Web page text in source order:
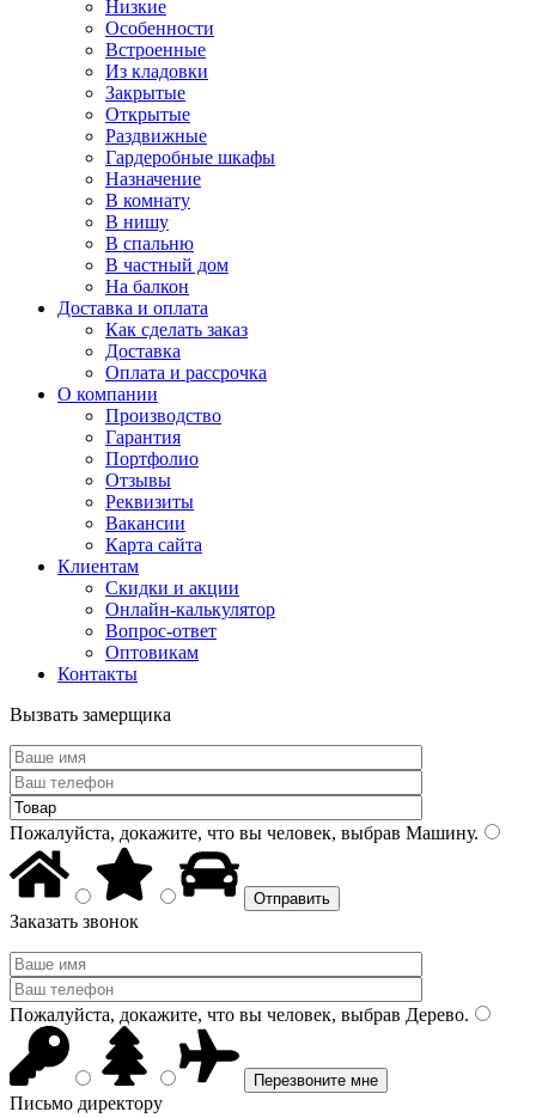
Низкие
Особенности
Встроенные
Из кладовки
Закрытые
Открытые
Раздвижные
Гардеробные шкафы
Назначение
В комнату
В нишу
В спальню
В частный дом
На балкон
Доставка и оплата
Как сделать заказ
Доставка
Оплата и рассрочка
О компании
Производство
Гарантия
Портфолио
Отзывы
Реквизиты
Вакансии
Карта сайта
Клиентам
Скидки и акции
Онлайн-калькулятор
Вопрос-ответ
Оптовикам
Контакты
Вызвать замерщика
Пожалуйста, докажите, что вы человек, выбрав Машину.
Заказать звонок
Пожалуйста, докажите, что вы человек, выбрав Дерево.
Письмо директору